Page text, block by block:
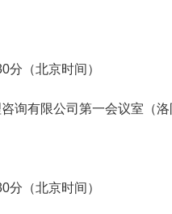
分（北京时间）
询有限公司第一会议室（
分（北京时间）